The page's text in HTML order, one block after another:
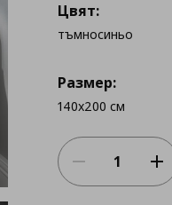
Цвят:
тъмносиньо
Размер:
140x200 см